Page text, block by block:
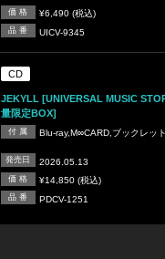
価 格 ¥6,490 (税込)
品 番 UICV-9345
CD
JEKYLL [UNIVERSAL MUSIC
量限定BOX]
付 属 Blu-ray,M∞CARD,ブックレッ
発売日 2026.05.13
価 格 ¥14,850 (税込)
品 番 PDCV-1251